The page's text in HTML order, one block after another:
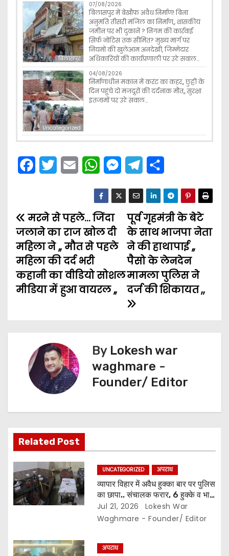
बिलासपुर
07/08/2026
बिलासपुर में बेखौफ अवैध निर्माण! बिना
अनुमति तीसरी मंजिल का निर्माण,, शासकीय
जमीन पर भी दुकानें ? निगम की कार्रवाई
सिर्फ नोटिस तक सीमित? मुख्य मार्ग पर
नियमों की खुलेआम अनदेखी, जिम्मेदार
अधिकारियों की कार्यप्रणाली पर उठे सवाल…
Uncategorized
04/08/2026
निर्माणाधीन मकान में करंट का कहर,, छुट्टी के
दिन पहुंचे दो मजदूरों की दर्दनाक मौत,, सुरक्षा
इंतजामों पर उठे सवाल…
e
b
o
o
k
t
t
e
r
i
l
W
a
t
s
A
p
p
M
s
g
l
e
g
r
a
m
a
r
e
P
o
s
t
a
a
t
i
o
n
पूर्व गृहमंत्री के बेटे
के साथ भाजपा नेता
ने की हाथापाई ,,
पैसो के लेनदेन
मामला पुलिस ने
दर्ज की शिकायत ,,
मरने से पहले… जिंदा
जलाने का राज खोल दी
महिला ने ,, मौत से पहले
महिला की दर्द भरी
कहानी का वीडियो सोशल
मीडिया में हुआ वायरल ,,
By Lokesh war
waghmare -
Founder/ Editor
Related Post
UNCATEGORIZED अपराध
व्यापार विहार में अवैध हुक्का बार पर पुलिस
का छापा.. संचालक फरार, 6 हुक्के व भारी
मात्रा में सामान जब्त..
Jul 21, 2026
Lokesh War
Waghmare - Founder/ Editor
अपराध